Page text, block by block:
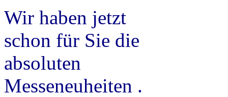
Wir haben jetzt
schon für Sie die
absoluten
Messeneuheiten .